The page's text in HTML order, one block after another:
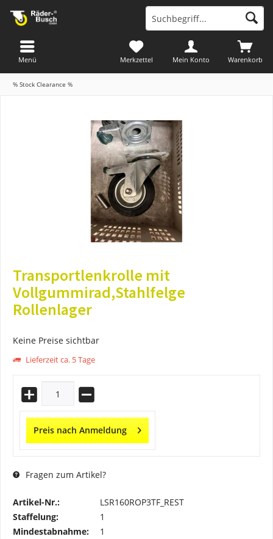
Warenkorb
Merkzettel Mein Konto
Menü
% Stock Clearance %
Transportlenkrolle mit
Vollgummirad,Stahlfelge
Rollenlager
Keine Preise sichtbar
Lieferzeit ca. 5 Tage
Preis nach Anmeldung
Fragen zum Artikel?
Artikel-Nr.:
LSR160ROP3TF_REST
Staffelung:
1
Mindestabnahme:
1